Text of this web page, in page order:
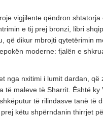
vigjilente qëndron shtatorja
e tij prej bronzi, libri
që dikur mbrojti qytetërimin
moderne: fjalën e
nga nxitimi i lumit dardan, që
të maleve të Sharrit. Është ky
të rilindasve tanë të
këtu shpërndanin thirrjet